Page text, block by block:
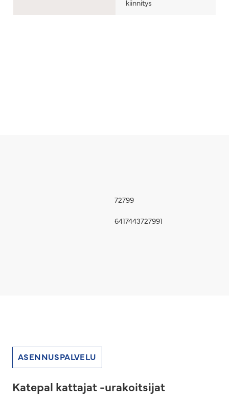
kiinnitys
72799
6417443727991
ASENNUSPALVELU
Katepal kattajat -urakoitsijat